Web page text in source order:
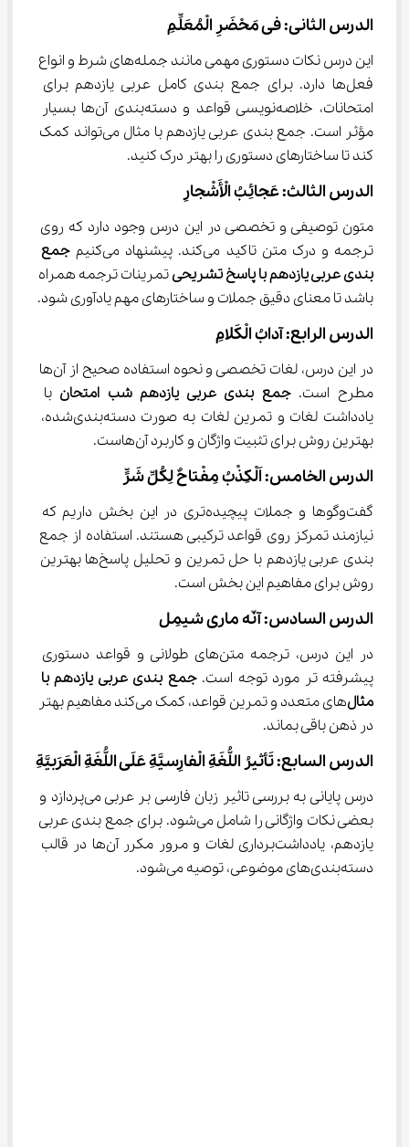
الدرس الثانی: فی مَحْضَرِ الْمُعَلِّمِ
این درس نکات دستوری مهمی مانند جمله‌های شرط و انواع
فعل‌ها دارد. برای جمع بندی کامل عربی یازدهم برای
امتحانات، خلاصه‌نویسی قواعد و دسته‌بندی آن‌ها بسیار
مؤثر است. جمع بندی عربی یازدهم با مثال می‌تواند کمک
کند تا ساختارهای دستوری را بهتر درک کنید.
الدرس الثالث: عَجائِبُ الْأَشْجارِ
متون توصیفی و تخصصی در این درس وجود دارد که روی
ترجمه و درک متن تاکید می‌کند. پیشنهاد می‌کنیم
جمع
بندی عربی یازدهم با پاسخ تشریحی تمرینات ترجمه همراه
باشد تا معنای دقیق جملات و ساختارهای مهم یادآوری شود.
الدرس الرابع: آدابُ الْکَلامِ
در این درس، لغات تخصصی و نحوه استفاده صحیح از آن‌ها
مطرح است. جمع بندی عربی یازدهم شب امتحان با
یادداشت لغات و تمرین لغات به صورت دسته‌بندی‌شده،
بهترین روش برای تثبیت واژگان و کاربرد آن‌هاست.
الدرس الخامس: اَلْکِذْبُ مِفْتاحٌ لِکُلِّ شَرٍّ
گفت‌وگوها و جملات پیچیده‌تری در این بخش داریم که
نیازمند تمرکز روی قواعد ترکیبی هستند. استفاده از جمع
بندی عربی یازدهم با حل تمرین و تحلیل پاسخ‌ها بهترین
روش برای مفاهیم این بخش است.
الدرس السادس: آنّه ماری شیمِل
در این درس، ترجمه متن‌های طولانی و قواعد دستوری
پیشرفته تر مورد توجه است. جمع بندی عربی یازدهم با
مثال
‌های متعدد و تمرین قواعد، کمک می‌کند مفاهیم بهتر
در ذهن باقی بماند.
الدرس السابع: تَأثیرُ اللُّغَةِ الْفارِسیَّةِ عَلَی اللُّغَةِ الْعَرَبیَّةِ
درس پایانی به بررسی تاثیر زبان فارسی بر عربی می‌پردازد و
بعضی نکات واژگانی را شامل می‌شود. برای جمع بندی عربی
یازدهم، یادداشت‌برداری لغات و مرور مکرر آن‌ها در قالب
دسته‌بندی‌های موضوعی، توصیه می‌شود.